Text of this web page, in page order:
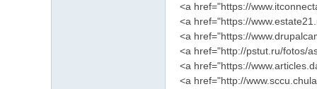
<a href="https://
<a href="https://
<a href="https://
<a href="http://pstut.ru/fotos/
<a href="https://
<a href="http://